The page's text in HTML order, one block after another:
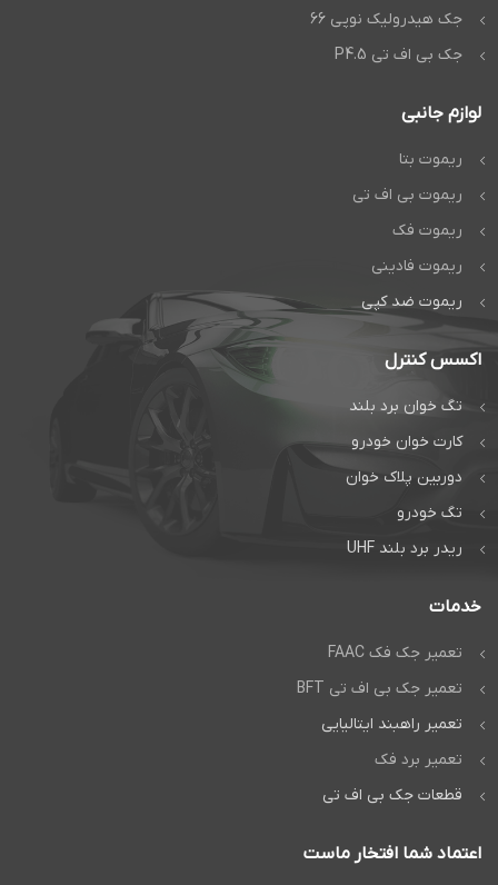
جک هیدرولیک نوپی 66
جک بی اف تی P4.5
لوازم جانبی
ریموت بتا
ریموت بی اف تی
ریموت فک
ریموت فادینی
ریموت ضد کپی
اکسس کنترل
تگ خوان برد بلند
کارت خوان خودرو
دوربین پلاک خوان
تگ خودرو
ریدر برد بلند UHF
خدمات
تعمیر جک فک FAAC
تعمیر جک بی اف تی BFT
تعمیر راهبند ایتالیایی
تعمیر برد فک
قطعات جک بی اف تی
اعتماد شما افتخار ماست